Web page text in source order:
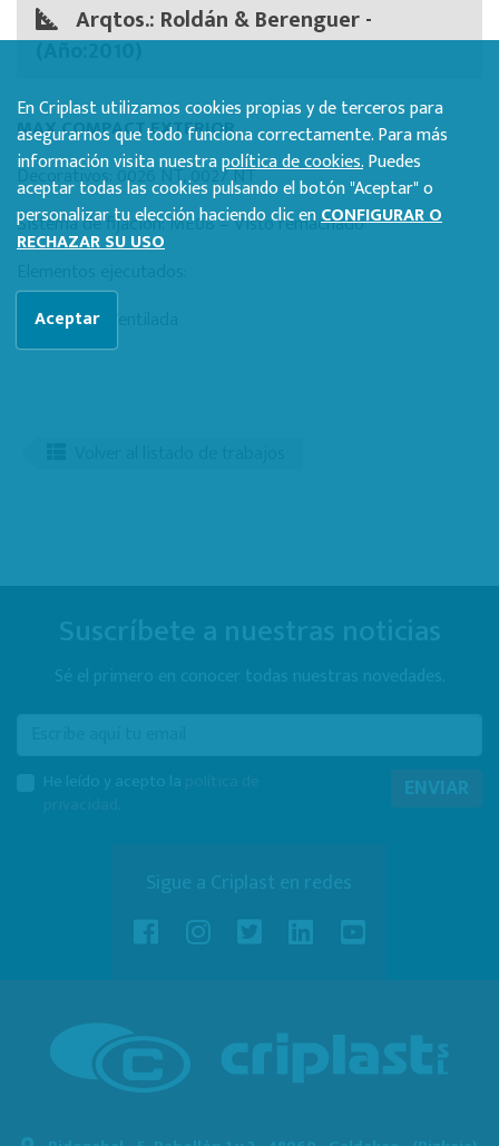
Arqtos.: Roldán & Berenguer -
(Año:2010)
MAX COMPACT EXTERIOR
Decorativos: 0026 NT, 0027 NT
Sistema de fijación: ME08 – Visto remachado
Fachada Ventilada
ENVIAR
Sigue a Criplast en redes
En Criplast utilizamos cookies propias y de terceros para
asegurarnos que todo funciona correctamente. Para más
información visita nuestrapolítica de cookies.Puedes
aceptar todas las cookies pulsando el botón "Aceptar" o
personalizar tu elección haciendo clic enCONFIGURAR O
RECHAZAR SU USO
Aceptar